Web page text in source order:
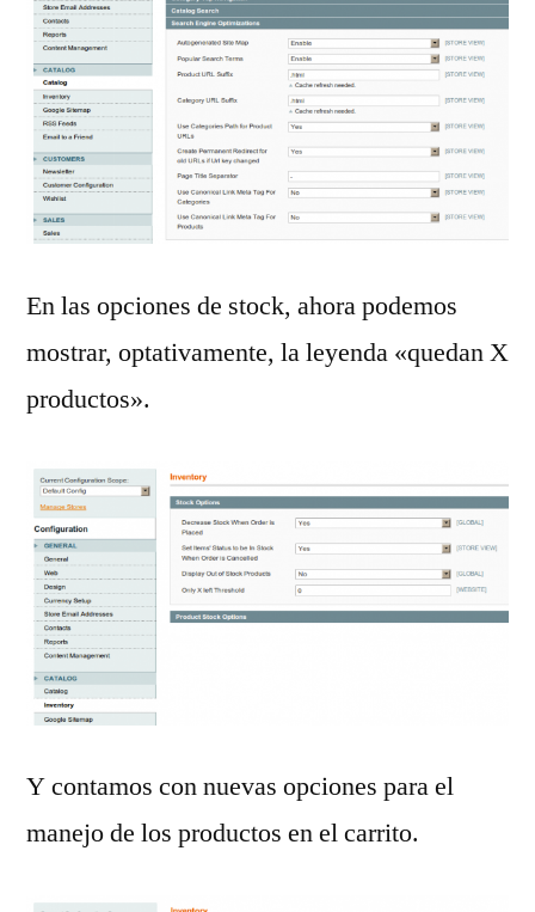
En las opciones de stock, ahora podemos
mostrar, optativamente, la leyenda «quedan X
productos».
Y contamos con nuevas opciones para el
manejo de los productos en el carrito.